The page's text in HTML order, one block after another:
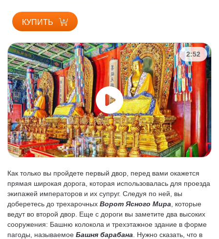
КУПИТЬ
2:52
Как только вы пройдете первый двор, перед вами окажется
прямая широкая дорога, которая использовалась для проезда
экипажей императоров и их супруг. Следуя по ней, вы
доберетесь до трехарочных Ворот Ясного Мира , которые
ведут во второй двор. Еще с дороги вы заметите два высоких
сооружения: Башню колокола и трехэтажное здание в форме
пагоды, называемое Башня барабана . Нужно сказать, что в